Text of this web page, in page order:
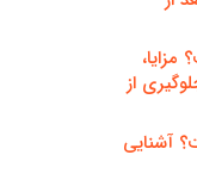
از
آشنایی